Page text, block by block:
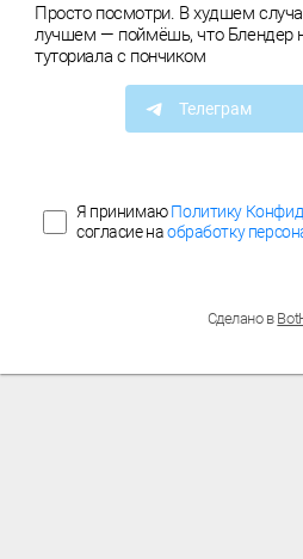
Просто посмотри. В худшем
лучшем — поймёшь, что Блендер
туториала с пончиком
Телеграм
Я принимаюПолитику
согласие наобработку
Сделано в